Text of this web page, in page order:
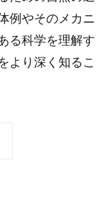
例やそのメカニ
る科学を理解す
より深く知るこ